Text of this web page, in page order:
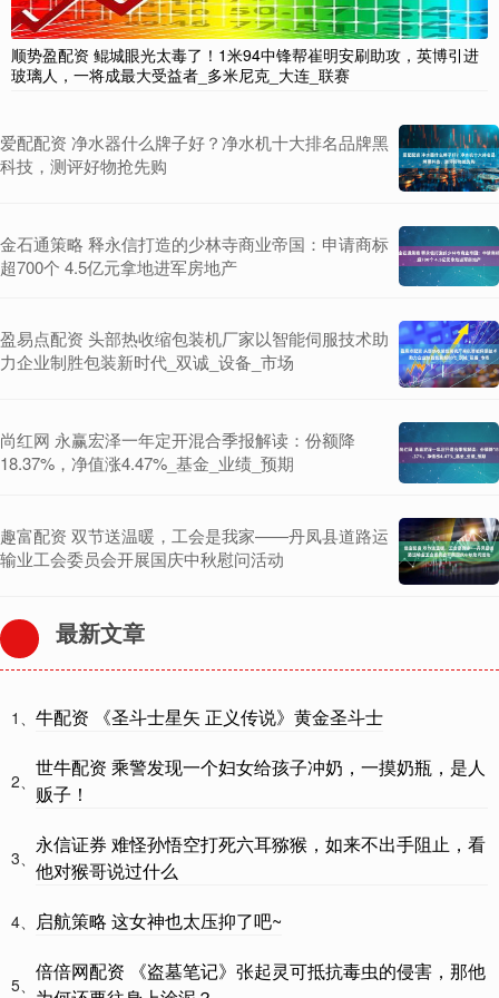
顺势盈配资 鲲城眼光太毒了！1米94中锋帮崔明安刷助攻，英博引进
玻璃人，一将成最大受益者_多米尼克_大连_联赛
爱配配资 净水器什么牌子好？净水机十大排名品牌黑
科技，测评好物抢先购
金石通策略 释永信打造的少林寺商业帝国：申请商标
超700个 4.5亿元拿地进军房地产
盈易点配资 头部热收缩包装机厂家以智能伺服技术助
力企业制胜包装新时代_双诚_设备_市场
尚红网 永赢宏泽一年定开混合季报解读：份额降
18.37%，净值涨4.47%_基金_业绩_预期
趣富配资 双节送温暖，工会是我家——丹凤县道路运
输业工会委员会开展国庆中秋慰问活动
最新文章
1、 牛配资 《圣斗士星矢 正义传说》黄金圣斗士
2、
世牛配资 乘警发现一个妇女给孩子冲奶，一摸奶瓶，是人
贩子！
3、
永信证券 难怪孙悟空打死六耳猕猴，如来不出手阻止，看
他对猴哥说过什么
4、 启航策略 这女神也太压抑了吧~
5、
倍倍网配资 《盗墓笔记》张起灵可抵抗毒虫的侵害，那他